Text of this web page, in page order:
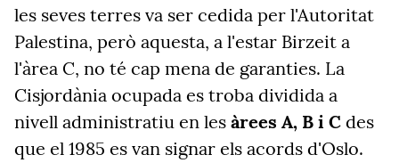
les seves terres va ser cedida per l'Autoritat
Palestina, però aquesta, a l'estar Birzeit a
l'àrea C, no té cap mena de garanties. La
Cisjordània ocupada es troba dividida a
nivell administratiu en les àrees A, B i C des
que el 1985 es van signar els acords d'Oslo.